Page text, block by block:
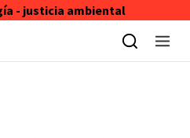
- justicia ambiental